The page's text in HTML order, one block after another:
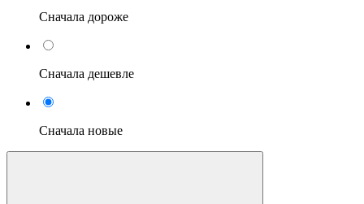
Сначала дороже
Сначала дешевле
Сначала новые